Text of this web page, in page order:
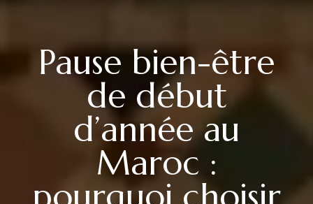
Pause bien-être
de début
d’année au
Maroc :